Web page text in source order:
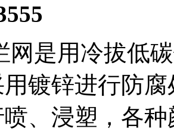
网是用冷拔低
镀锌进行防
、浸塑，各